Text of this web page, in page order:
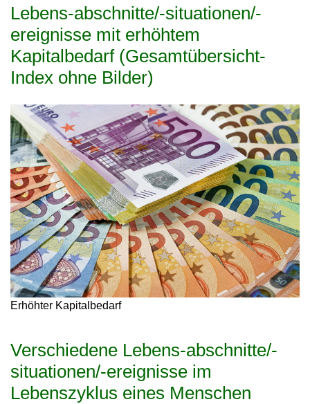
Lebens-abschnitte/-situationen/-
ereignisse mit erhöhtem
Kapitalbedarf (Gesamtübersicht-
Index ohne Bilder)
Erhöhter Kapitalbedarf
Verschiedene Lebens-abschnitte/-
situationen/-ereignisse im
Lebenszyklus eines Menschen